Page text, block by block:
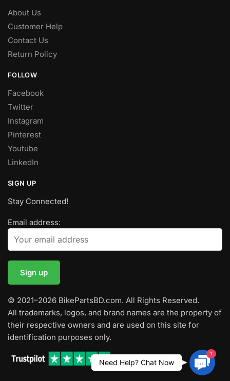
About Us
Customer Help
Contact Us
Return Policy
FOLLOW
Facebook
Twitter
Instagram
Pinterest
Youtube
LinkedIn
SIGN UP
Stay Connected!
Email address:
© 2021–2026 BikePartsBD.com. All Rights Reserved.
All trademarks, logos, and brand names are the property of
their respective owners and are used on this site for
identification purposes only.
1
Need Help? Chat Now